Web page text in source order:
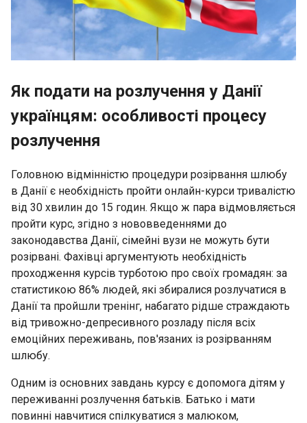
Як подати на розлучення у Данії
українцям: особливості процесу
розлучення
Головною відмінністю процедури розірвання шлюбу
в Данії є необхідність пройти онлайн-курси тривалістю
від 30 хвилин до 15 годин. Якщо ж пара відмовляється
пройти курс, згідно з нововведеннями до
законодавства Данії, сімейні вузи не можуть бути
розірвані. Фахівці аргументують необхідність
проходження курсів турботою про своїх громадян: за
статистикою 86% людей, які збиралися розлучатися в
Данії та пройшли тренінг, набагато рідше страждають
від тривожно-депресивного розладу після всіх
емоційних переживань, пов'язаних із розірванням
шлюбу.
Одним із основних завдань курсу є допомога дітям у
переживанні розлучення батьків. Батько і мати
повинні навчитися спілкуватися з малюком,